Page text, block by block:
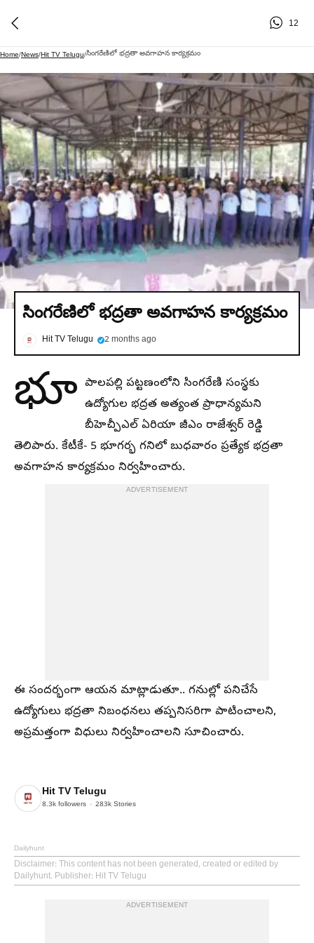
12
Home/News/Hit TV Telugu/సింగరేణిలో భద్రతా అవగాహన కార్యక్రమం
సింగరేణిలో భద్రతా అవగాహన కార్యక్రమం
Hit TV Telugu 2 months ago
భూ పాలపల్లి పట్టణంలోని సింగరేణి సంస్థకు
ఉద్యోగుల భద్రత అత్యంత ప్రాధాన్యమని
బీహెచ్పీఎల్ ఏరియా జీఎం రాజేశ్వర్ రెడ్డి
తెలిపారు. కేటీకే- 5 భూగర్భ గనిలో బుధవారం ప్రత్యేక భద్రతా
అవగాహన కార్యక్రమం నిర్వహించారు.
ADVERTISEMENT
ఈ సందర్భంగా ఆయన మాట్లాడుతూ.. గనుల్లో పనిచేసే
ఉద్యోగులు భద్రతా నిబంధనలు తప్పనిసరిగా పాటించాలని,
అప్రమత్తంగా విధులు నిర్వహించాలని సూచించారు.
Hit TV Telugu
8.3k followers 283k Stories
Dailyhunt
Disclaimer: This content has not been generated, created or edited by
Dailyhunt. Publisher: Hit TV Telugu
ADVERTISEMENT